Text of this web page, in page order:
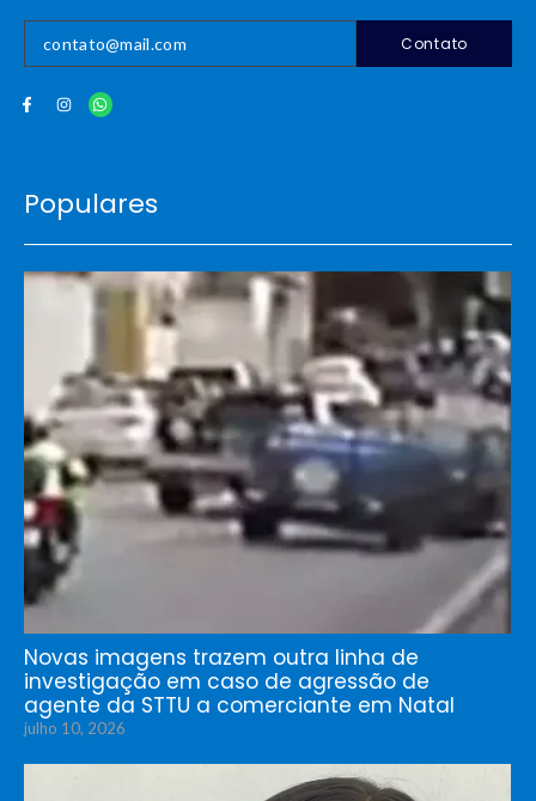
Contato
Populares
Novas imagens trazem outra linha de
investigação em caso de agressão de
agente da STTU a comerciante em Natal
julho 10, 2026